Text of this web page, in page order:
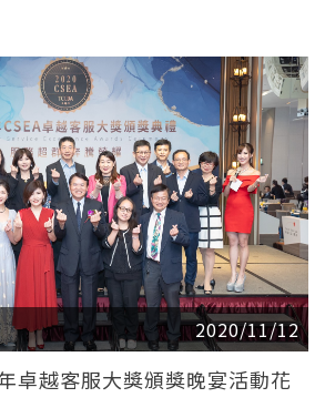
2020/11/12
年卓越客服大獎頒獎晚宴活動花